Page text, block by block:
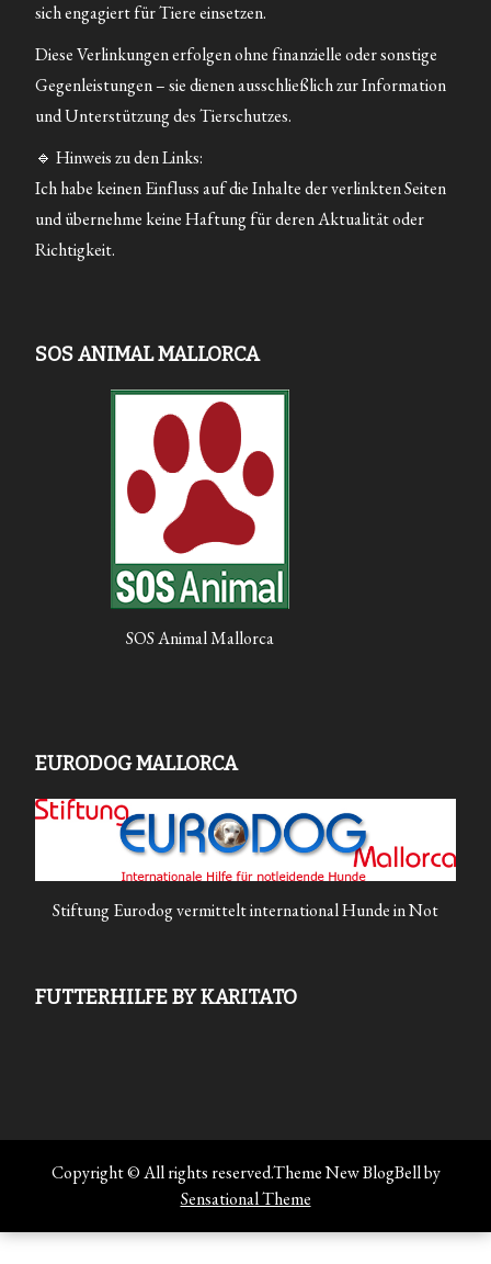
sich engagiert für Tiere einsetzen.
Diese Verlinkungen erfolgen ohne finanzielle oder sonstige
Gegenleistungen – sie dienen ausschließlich zur Information
und Unterstützung des Tierschutzes.
🔹 Hinweis zu den Links:
Ich habe keinen Einfluss auf die Inhalte der verlinkten Seiten
und übernehme keine Haftung für deren Aktualität oder
Richtigkeit.
SOS ANIMAL MALLORCA
SOS Animal Mallorca
EURODOG MALLORCA
Stiftung Eurodog vermittelt international Hunde in Not
FUTTERHILFE BY KARITATO
Copyright © All rights reserved.Theme New BlogBell by
Sensational Theme